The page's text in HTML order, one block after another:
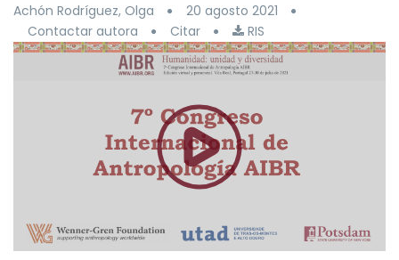
Achón Rodríguez, Olga
20 agosto 2021
Contactar autora
Citar RIS